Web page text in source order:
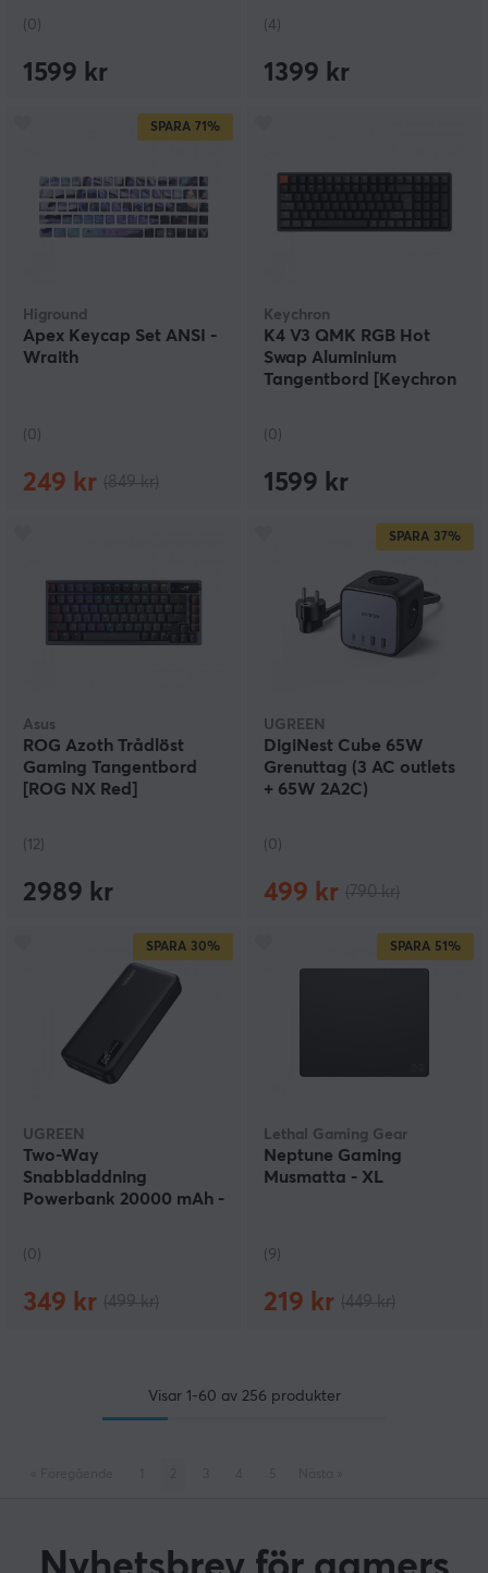
(0)
1599 kr
(4)
1399 kr
SPARA 71%
Higround
Apex Keycap Set ANSI -
Wraith
(0)
249 kr
Keychron
K4 V3 QMK RGB Hot
Swap Aluminium
Tangentbord [Keychron
(0)
1599 kr
Asus
ROG Azoth Trådlöst
Gaming Tangentbord
[ROG NX Red]
(12)
2989 kr
SPARA 37%
UGREEN
DigiNest Cube 65W
Grenuttag (3 AC outlets
+ 65W 2A2C)
(0)
499 kr
SPARA 30%
UGREEN
Two-Way
Snabbladdning
Powerbank 20000 mAh -
(0)
349 kr
SPARA 51%
Lethal Gaming Gear
Neptune Gaming
Musmatta - XL
(9)
219 kr
Visar 1-60 av 256 produkter